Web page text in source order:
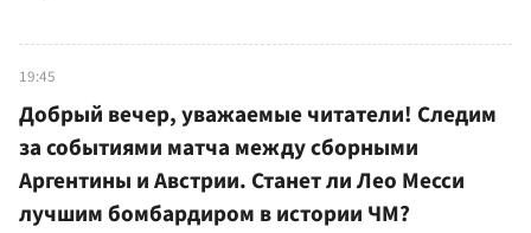
19:45
Добрый вечер, уважаемые читатели! Следим
за событиями матча между сборными
Аргентины и Австрии. Станет ли Лео Месси
лучшим бомбардиром в истории ЧМ?